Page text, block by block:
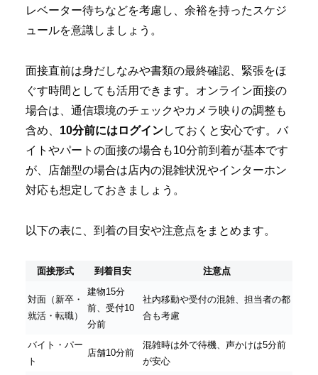
レベーター待ちなどを考慮し、余裕を持ったスケジ
ュールを意識しましょう。
面接直前は身だしなみや書類の最終確認、緊張をほ
ぐす時間としても活用できます。オンライン面接の
場合は、通信環境のチェックやカメラ映りの調整も
含め、 10分前にはログインしておくと安心です。バ
イトやパートの面接の場合も10分前到着が基本です
が、店舗型の場合は店内の混雑状況やインターホン
対応も想定しておきましょう。
以下の表に、到着の目安や注意点をまとめます。
面接形式 到着目安 注意点
対面（新卒・
就活・転職）
建物15分
前、受付10
分前
社内移動や受付の混雑、担当者の都
合も考慮
バイト・パー
ト
店舗10分前
混雑時は外で待機、声かけは5分前
が安心